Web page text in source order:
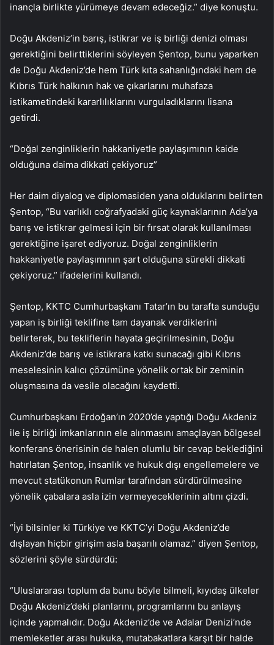
inançla birlikte yürümeye devam edeceğiz.” diye konuştu.
Doğu Akdeniz’in barış, istikrar ve iş birliği denizi olması
gerektiğini belirttiklerini söyleyen Şentop, bunu yaparken
de Doğu Akdeniz’de hem Türk kıta sahanlığındaki hem de
Kıbrıs Türk halkının hak ve çıkarlarını muhafaza
istikametindeki kararlılıklarını vurguladıklarını lisana
getirdi.
“Doğal zenginliklerin hakkaniyetle paylaşımının kaide
olduğuna daima dikkati çekiyoruz”
Her daim diyalog ve diplomasiden yana olduklarını belirten
Şentop, “Bu varlıklı coğrafyadaki güç kaynaklarının Ada’ya
barış ve istikrar gelmesi için bir fırsat olarak kullanılması
gerektiğine işaret ediyoruz. Doğal zenginliklerin
hakkaniyetle paylaşımının şart olduğuna sürekli dikkati
çekiyoruz.” ifadelerini kullandı.
Şentop, KKTC Cumhurbaşkanı Tatar’ın bu tarafta sunduğu
yapan iş birliği teklifine tam dayanak verdiklerini
belirterek, bu tekliflerin hayata geçirilmesinin, Doğu
Akdeniz’de barış ve istikrara katkı sunacağı gibi Kıbrıs
meselesinin kalıcı çözümüne yönelik ortak bir zeminin
oluşmasına da vesile olacağını kaydetti.
Cumhurbaşkanı Erdoğan’ın 2020’de yaptığı Doğu Akdeniz
ile iş birliği imkanlarının ele alınmasını amaçlayan bölgesel
konferans önerisinin de halen olumlu bir cevap beklediğini
hatırlatan Şentop, insanlık ve hukuk dışı engellemelere ve
mevcut statükonun Rumlar tarafından sürdürülmesine
yönelik çabalara asla izin vermeyeceklerinin altını çizdi.
“İyi bilsinler ki Türkiye ve KKTC’yi Doğu Akdeniz’de
dışlayan hiçbir girişim asla başarılı olamaz.” diyen Şentop,
sözlerini şöyle sürdürdü:
“Uluslararası toplum da bunu böyle bilmeli, kıyıdaş ülkeler
Doğu Akdeniz’deki planlarını, programlarını bu anlayış
içinde yapmalıdır. Doğu Akdeniz’de ve Adalar Denizi’nde
memleketler arası hukuka, mutabakatlara karşıt bir halde